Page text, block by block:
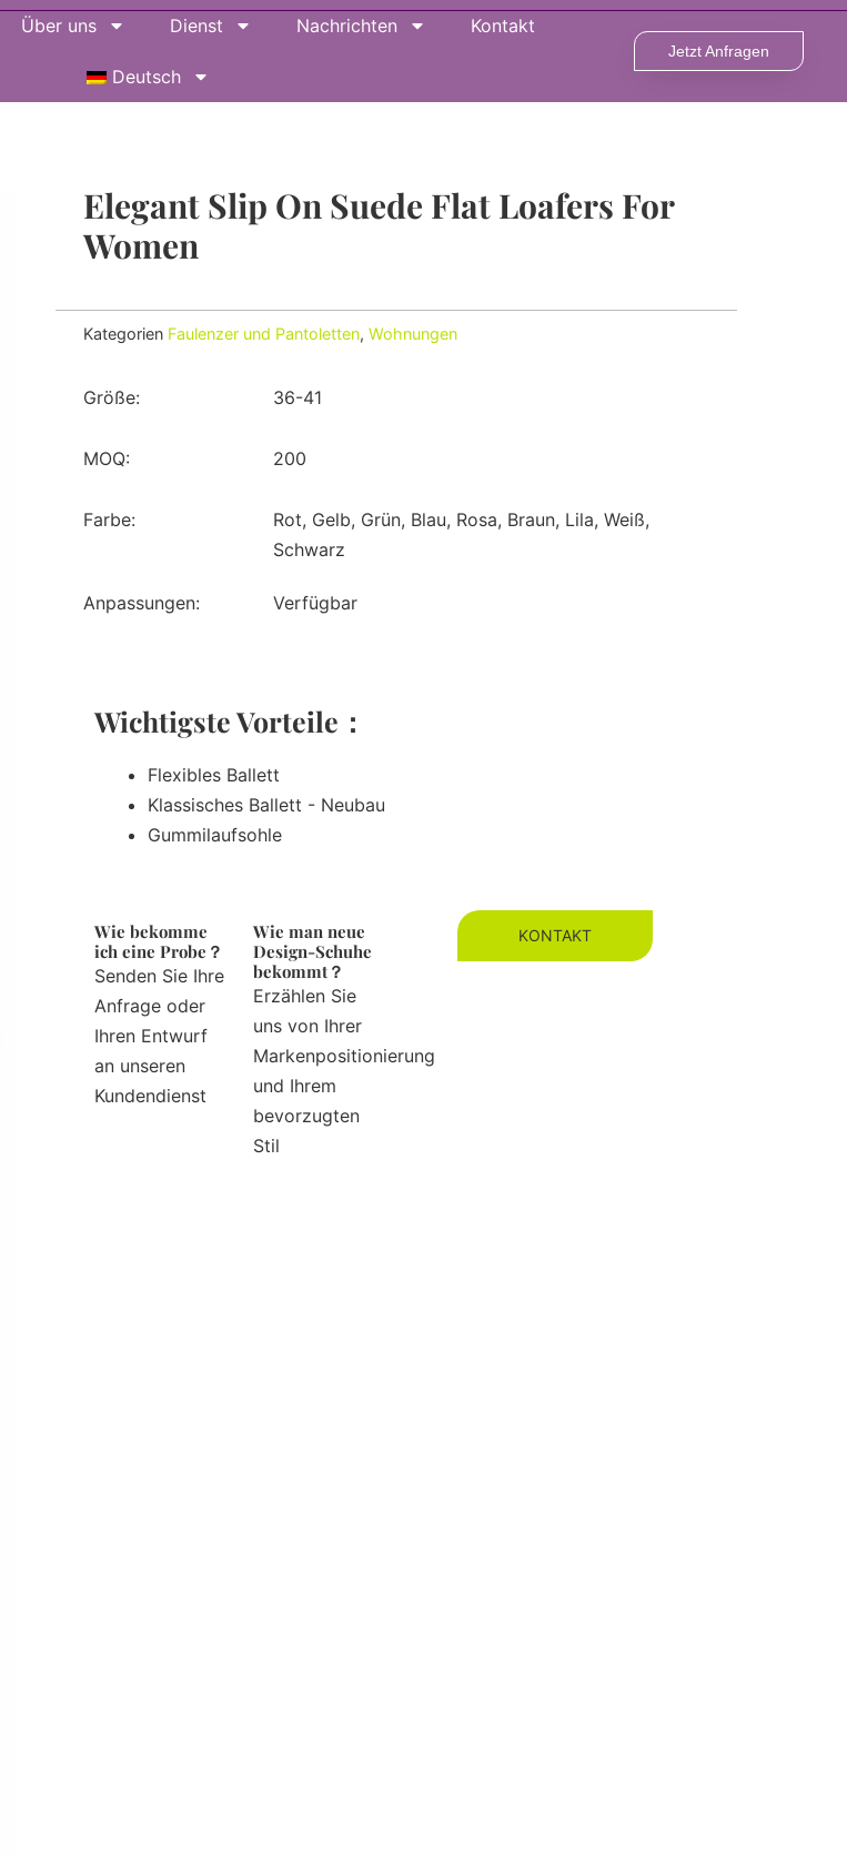
Über uns Dienst Nachrichten Kontakt
Deutsch
Jetzt Anfragen
Elegant Slip On Suede Flat Loafers For
Women
Kategorien Faulenzer und Pantoletten, Wohnungen
Größe: 36-41
MOQ: 200
Farbe:
Rot, Gelb, Grün, Blau, Rosa, Braun, Lila, Weiß,
Schwarz
Anpassungen: Verfügbar
Wichtigste Vorteile：
Flexibles Ballett
Klassisches Ballett - Neubau
Gummilaufsohle
Wie bekomme
ich eine Probe？
Senden Sie Ihre
Anfrage oder
Ihren Entwurf
an unseren
Kundendienst
Wie man neue
Design-Schuhe
bekommt？
Erzählen Sie
uns von Ihrer
Markenpositionierung
und Ihrem
bevorzugten
Stil
KONTAKT